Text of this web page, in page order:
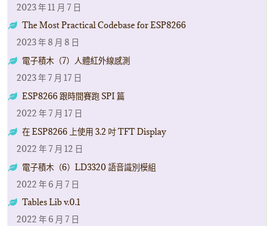
2023 年 11 月 7 日
The Most Practical Codebase for ESP8266
2023 年 8 月 8 日
電子積木（7）人體紅外線感測
2023 年 7 月 17 日
ESP8266 跟時間賽跑 SPI 篇
2022 年 7 月 17 日
在 ESP8266 上使用 3.2 吋 TFT Display
2022 年 7 月 12 日
電子積木（6）LD3320 語音識別模組
2022 年 6 月 7 日
Tables Lib v.0.1
2022 年 6 月 7 日